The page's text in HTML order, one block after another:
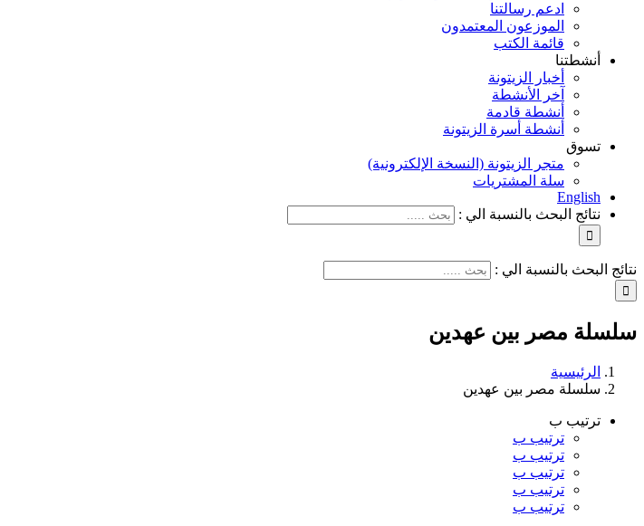
ادعم رسالتنا
الموزعون المعتمدون
قائمة الكتب
أنشطتنا
أخبار الزيتونة
آخر الأنشطة
أنشطة قادمة
أنشطة أسرة الزيتونة
تسوق
متجر الزيتونة (النسخة الإلكترونية)
سلة المشتريات
English
نتائج البحث بالنسبة الي :
نتائج البحث بالنسبة الي :
سلسلة مصر بين عهدين
الرئيسية
سلسلة مصر بين عهدين
ترتيب ب
ترتيب ب
ترتيب ب
ترتيب ب
ترتيب ب
ترتيب ب